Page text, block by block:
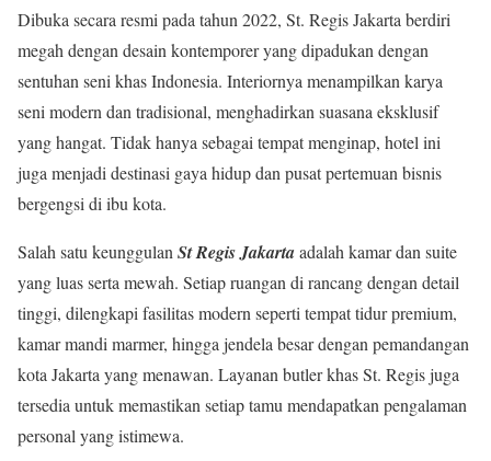
Dibuka secara resmi pada tahun 2022, St. Regis Jakarta berdiri
megah dengan desain kontemporer yang dipadukan dengan
sentuhan seni khas Indonesia. Interiornya menampilkan karya
seni modern dan tradisional, menghadirkan suasana eksklusif
yang hangat. Tidak hanya sebagai tempat menginap, hotel ini
juga menjadi destinasi gaya hidup dan pusat pertemuan bisnis
bergengsi di ibu kota.
Salah satu keunggulan St Regis Jakartaadalah kamar dan suite
yang luas serta mewah. Setiap ruangan di rancang dengan detail
tinggi, dilengkapi fasilitas modern seperti tempat tidur premium,
kamar mandi marmer, hingga jendela besar dengan pemandangan
kota Jakarta yang menawan. Layanan butler khas St. Regis juga
tersedia untuk memastikan setiap tamu mendapatkan pengalaman
personal yang istimewa.